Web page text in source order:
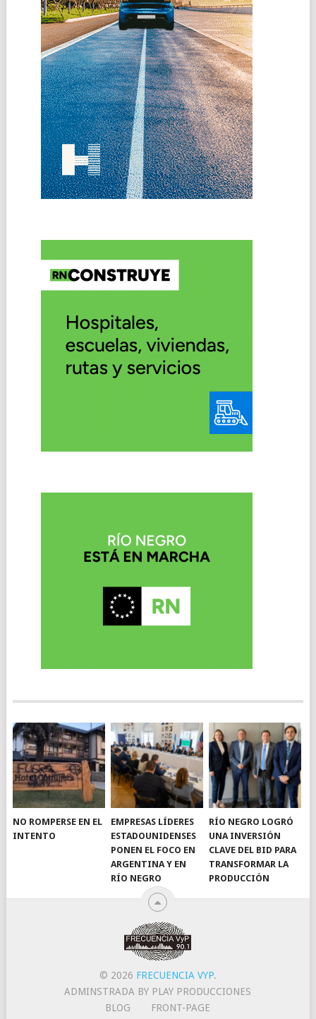
NO ROMPERSE EN EL
INTENTO
EMPRESAS LÍDERES
ESTADOUNIDENSES
PONEN EL FOCO EN
ARGENTINA Y EN
RÍO NEGRO
RÍO NEGRO LOGRÓ
UNA INVERSIÓN
CLAVE DEL BID PARA
TRANSFORMAR LA
PRODUCCIÓN
© 2026 FRECUENCIA VYP.
ADMINSTRADA BY PLAY PRODUCCIONES
BLOG
FRONT-PAGE